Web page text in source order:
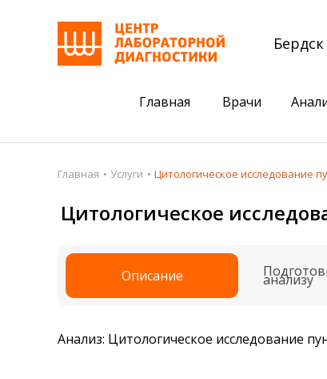
Бердск
Главная Врачи
Пациентам
Акции
Подготовка к анализам
Получить результаты
Налоговый вычет
Акции
Сдать
Главная Услуги Цитологическое исследование
Цитологическое
Описание анализу
Анализ: Цитологическое исследование